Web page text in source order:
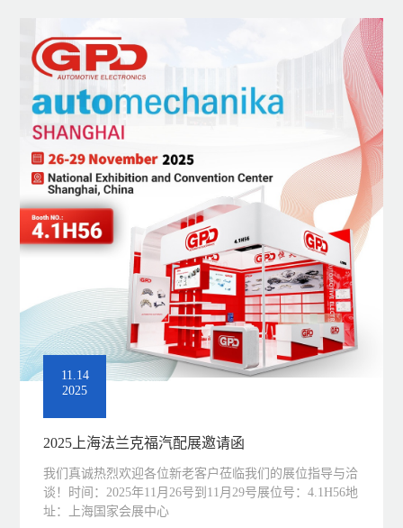
11.14
2025
2025上海法兰克福汽配展邀请函
我们真诚热烈欢迎各位新老客户莅临我们的展位指导与洽
谈！时间：2025年11月26号到11月29号展位号：4.1H56地
址：上海国家会展中心